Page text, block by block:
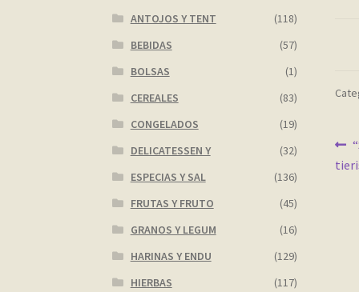
de
ANTOJOS Y TENT
(118)
BEBIDAS
(57)
BOLSAS
(1)
CEREALES
(83)
CONGELADOS
(19)
DELICATESSEN Y
(32)
ESPECIAS Y SAL
(136)
FRUTAS Y FRUTO
(45)
GRANOS Y LEGUM
(16)
HARINAS Y ENDU
(129)
HIERBAS
(117)